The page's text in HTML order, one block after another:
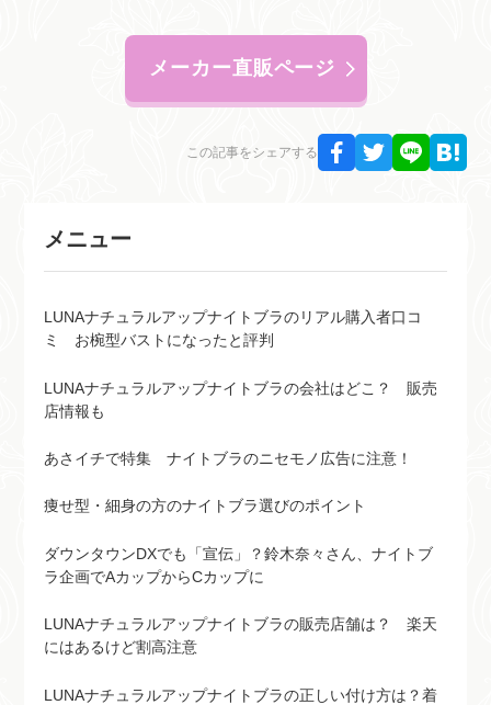
メーカー直販ページ
この記事をシェアする
メニュー
LUNAナチュラルアップナイトブラのリアル購入者口コ
ミ お椀型バストになったと評判
LUNAナチュラルアップナイトブラの会社はどこ？ 販売
店情報も
あさイチで特集 ナイトブラのニセモノ広告に注意！
痩せ型・細身の方のナイトブラ選びのポイント
ダウンタウンDXでも「宣伝」？鈴木奈々さん、ナイトブ
ラ企画でAカップからCカップに
LUNAナチュラルアップナイトブラの販売店舗は？ 楽天
にはあるけど割高注意
LUNAナチュラルアップナイトブラの正しい付け方は？着